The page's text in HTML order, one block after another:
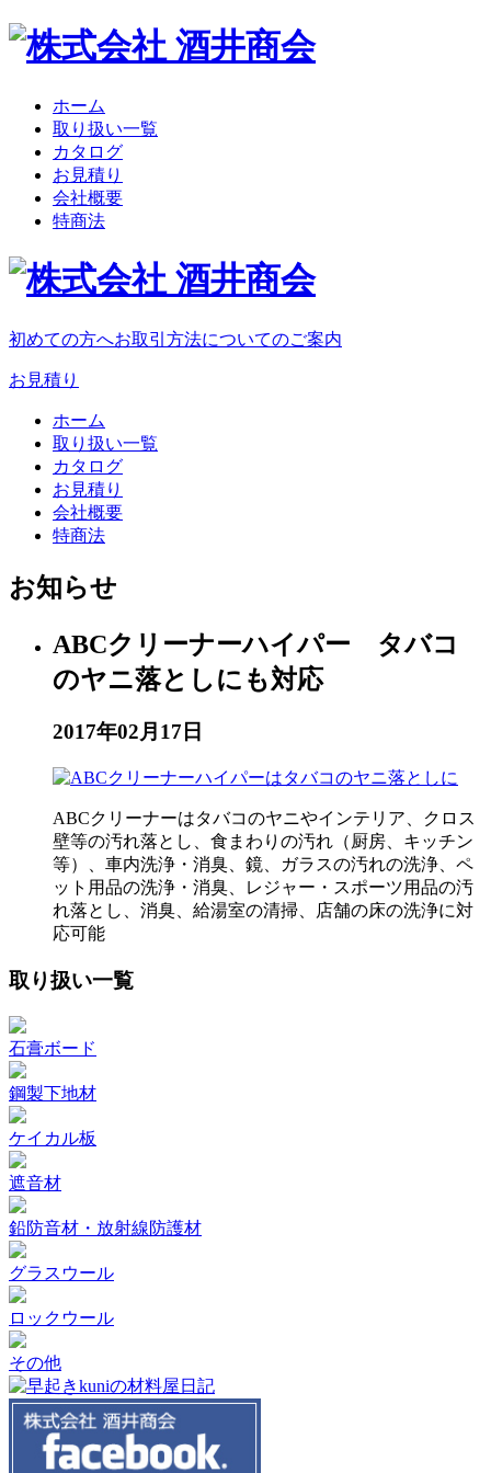
ホーム
取り扱い一覧
カタログ
お見積り
会社概要
特商法
初めての方へお取引方法についてのご案内
お見積り
ホーム
取り扱い一覧
カタログ
お見積り
会社概要
特商法
お知らせ
ABCクリーナーハイパー タバコ
のヤニ落としにも対応
2017年02月17日
ABCクリーナーはタバコのヤニやインテリア、クロス
壁等の汚れ落とし、食まわりの汚れ（厨房、キッチン
等）、車内洗浄・消臭、鏡、ガラスの汚れの洗浄、ペ
ット用品の洗浄・消臭、レジャー・スポーツ用品の汚
れ落とし、消臭、給湯室の清掃、店舗の床の洗浄に対
応可能
取り扱い一覧
石膏ボード
鋼製下地材
ケイカル板
遮音材
鉛防音材・放射線防護材
グラスウール
ロックウール
その他